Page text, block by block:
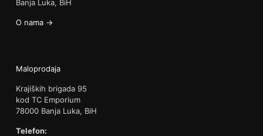
Banja Luka, BiH
O nama →
Maloprodaja
Krajiških brigada 95
kod TC Emporium
78000 Banja Luka, BiH
Telefon: